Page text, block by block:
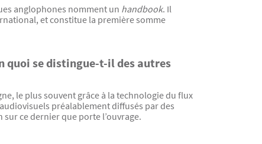
anglophones nomment un handbook. Il
et constitue la première somme
quoi se distingue-t-il des autres
le plus souvent grâce à la technologie du flux
préalablement diffusés par des
sur ce dernier que porte l’ouvrage.